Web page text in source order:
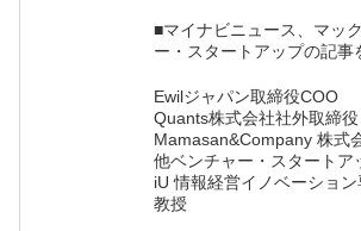
■マイナビニュース、マッ
ー・スタートアップの記事
Ewilジャパン取締役COO
Quants株式会社社外取締役
Mamasan&Company 株式
他ベンチャー・スタートア
iU 情報経営イノベーショ
教授